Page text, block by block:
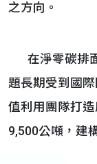
之方向。
在淨零碳排面
題長期受到國
值利用團隊打
9,500公噸，建